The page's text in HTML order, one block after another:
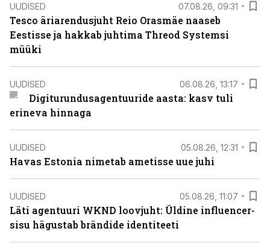
UUDISED 07.08.26, 09:31
Tesco äriarendusjuht Reio Orasmäe naaseb
Eestisse ja hakkab juhtima Threod Systemsi
müüki
UUDISED 06.08.26, 13:17
Digiturundusagentuuride aasta: kasv tuli
erineva hinnaga
UUDISED 05.08.26, 12:31
Havas Estonia nimetab ametisse uue juhi
UUDISED 05.08.26, 11:07
Läti agentuuri WKND loovjuht: Üldine influencer-
sisu hägustab brändide identiteeti